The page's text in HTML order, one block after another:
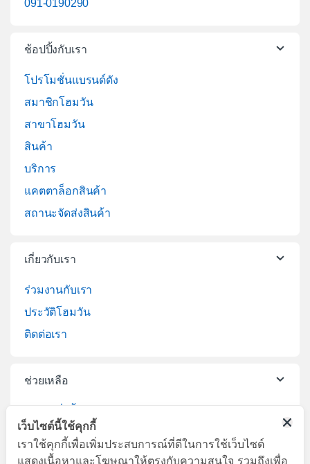
091-0190290
ช้อปปิ้งกับเรา
โปรโมชั่นแบรนด์ดัง
สมาชิกโฮมวัน
สาขาโฮมวัน
สินค้า
บริการ
แคตตาล็อกสินค้า
สถานะจัดส่งสินค้า
เกี่ยวกับเรา
ร่วมงานกับเรา
ประวัติโฮมวัน
ติดต่อเรา
ช่วยเหลือ
บริการจัดส่งสินค้า
เปลี่ยนคืนสินค้า
เว็บไซต์นี้ใช้คุกกี้
เราใช้คุกกี้เพื่อเพิ่มประสบการณ์ที่ดีในการใช้เว็บไซต์
แสดงเนื้อหาและโฆษณาให้ตรงกับความสนใจ รวมถึงเพื่อ